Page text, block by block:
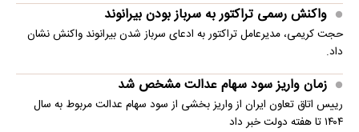
واکنش رسمی تراکتور به سرباز بودن بیرانوند
حجت کریمی، مدیرعامل تراکتور به ادعای سرباز شدن بیرانوند واکنش نشان
داد.
زمان واریز سود سهام عدالت مشخص شد
رییس اتاق تعاون ایران از واریز بخشی از سود سهام عدالت مربوط به سال
۱۴۰۴ تا هفته دولت خبر داد